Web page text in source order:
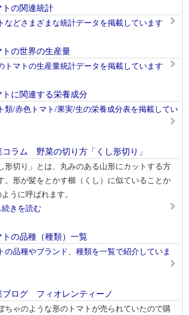
トの関連統計
などさまざまな統計データを掲載しています
トの世界の生産量
トマトの生産量統計データを掲載しています
トに関連する栄養成分
類/赤色トマト/果実/生の栄養成分表を掲載してい
コラム 野菜の切り方「くし形切り」
形切り」とは、丸みのある山形にカットする方
。形が髪をとかす櫛（くし）に似ていることか
うに呼ばれます。
きを読む
トの品種（種類）一覧
の品種やブランド、種類を一覧で紹介していま
ブログ フィオレンティーノ
ちゃのような形のトマトが売られていたので購